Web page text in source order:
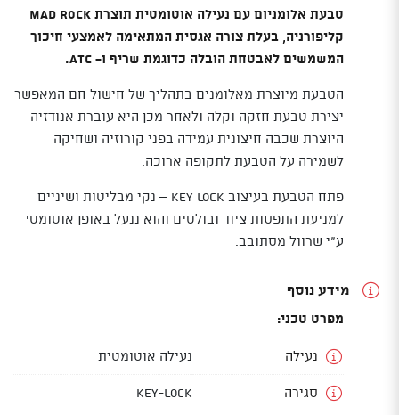
טבעת אלומניום עם נעילה אוטומטית תוצרת Mad Rock
קליפורניה, בעלת צורה אגסית המתאימה לאמצעי חיכוך
המשמשים לאבטחת הובלה כדוגמת שריף ו- ATC.
הטבעת מיוצרת מאלומנים בתהליך של חישול חם המאפשר
יצירת טבעת חזקה וקלה ולאחר מכן היא עוברת אנודזיה
היוצרת שכבה חיצונית עמידה בפני קורוזיה ושחיקה
לשמירה על הטבעת לתקופה ארוכה.
פתח הטבעת בעיצוב key lock – נקי מבליטות ושיניים
למניעת התפסות ציוד ובולטים והוא ננעל באופן אוטומטי
ע"י שרוול מסתובב.
מידע נוסף
מפרט טכני:
נעילה נעילה אוטומטית
סגירה Key-Lock